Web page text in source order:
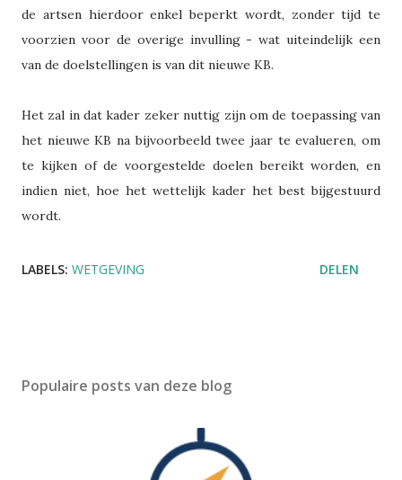
de artsen hierdoor enkel beperkt wordt, zonder tijd te
voorzien voor de overige invulling - wat uiteindelijk een
van de doelstellingen is van dit nieuwe KB.
Het zal in dat kader zeker nuttig zijn om de toepassing van
het nieuwe KB na bijvoorbeeld twee jaar te evalueren, om
te kijken of de voorgestelde doelen bereikt worden, en
indien niet, hoe het wettelijk kader het best bijgestuurd
wordt.
LABELS: WETGEVING DELEN
Populaire posts van deze blog